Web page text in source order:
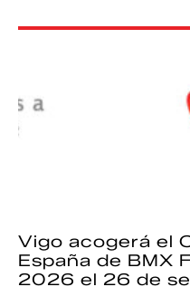
Vigo acogerá el
España de BMX
2026 el 26 de